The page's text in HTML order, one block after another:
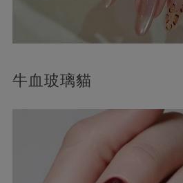
牛血玻璃貓